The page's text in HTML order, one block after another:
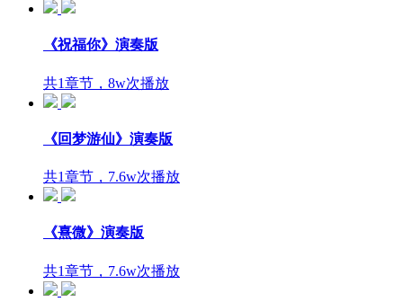
《祝福你》演奏版
共1章节，8w次播放
《回梦游仙》演奏版
共1章节，7.6w次播放
《熹微》演奏版
共1章节，7.6w次播放